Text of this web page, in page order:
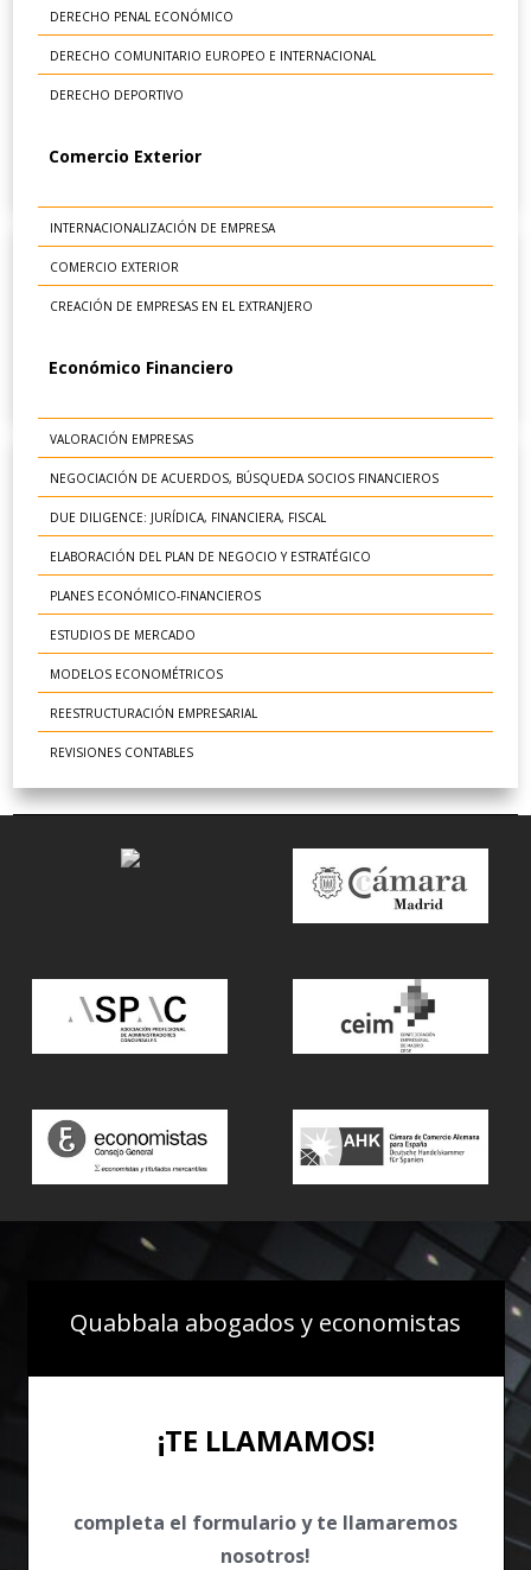
DERECHO PENAL ECONÓMICO
DERECHO COMUNITARIO EUROPEO E INTERNACIONAL
DERECHO DEPORTIVO
Comercio Exterior
INTERNACIONALIZACIÓN DE EMPRESA
COMERCIO EXTERIOR
CREACIÓN DE EMPRESAS EN EL EXTRANJERO
Económico Financiero
VALORACIÓN EMPRESAS
NEGOCIACIÓN DE ACUERDOS, BÚSQUEDA SOCIOS FINANCIEROS
DUE DILIGENCE: JURÍDICA, FINANCIERA, FISCAL
ELABORACIÓN DEL PLAN DE NEGOCIO Y ESTRATÉGICO
PLANES ECONÓMICO-FINANCIEROS
ESTUDIOS DE MERCADO
MODELOS ECONOMÉTRICOS
REESTRUCTURACIÓN EMPRESARIAL
REVISIONES CONTABLES
Quabbala abogados y economistas
¡TE LLAMAMOS!
completa el formulario y te llamaremos
nosotros!